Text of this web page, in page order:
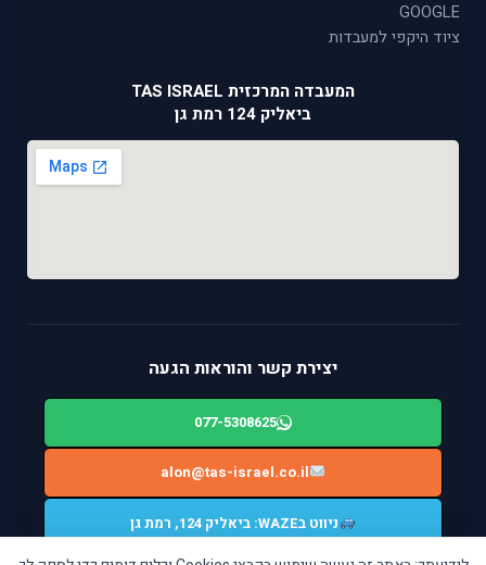
GOOGLE
ציוד היקפי למעבדות
המעבדה המרכזית TAS ISRAEL
ביאליק 124 רמת גן
יצירת קשר והוראות הגעה
077-5308625
alon@tas-israel.co.il
ניווט בWAZE: ביאליק 124, רמת גן